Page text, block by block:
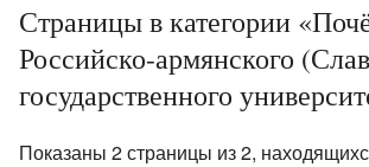
Страницы в категории
Российско-армянского
государственного
Показаны 2 страницы из 2,